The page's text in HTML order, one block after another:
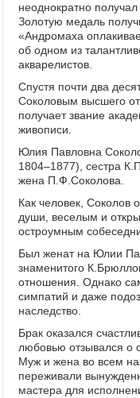
неоднократно
Золотую медаль
«Андромаха
об одном из
акварелистов.
Спустя почти два
Соколовым высшего
получает звание
живописи.
Юлия Павловна
1804–1877), сестра
жена П.Ф.Соколова.
Как человек, Соколов
души, веселым и
остроумным
Был женат на Юлии
знаменитого
отношения. Однако
симпатий и даже
наследство.
Брак оказался
любовью отзывался о
Муж и жена во всем
переживали
мастера для